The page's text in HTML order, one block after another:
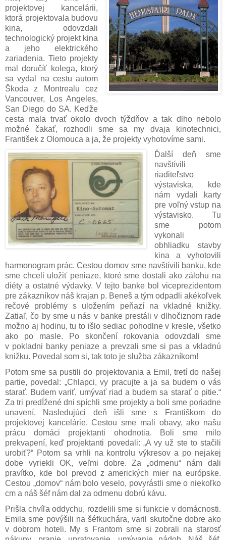
projektovej kancelárii,
ktorá projektovala budovu
kina, odovzdali
technologický projekt kina
a jeho elektrického
zariadenia. Tieto projekty
mal doručíť kolega, ktorý
sa vydal na cestu autom
Škoda z Montrealu cez
Vancouver, Los Angeles,
San Diego do SA. Keďže
cesta mala trvať okolo dvoch týždňov a tak dlho nebolo
možné čakať, rozhodli sme sa my dvaja kinotechnici,
František z Olomouca a ja, že projekty vyhotovíme sami.
Ďalší deň sme
navštívili
riaditeľstvo
výstaviska, kde
nám vydali karty
pre voľný vstup na
výstavisko. Tu
sme potom
vykonali
obhliadku stavby
kina a vyhotovili
harmonogram prác. Cestou domov sme navštívili banku, kde
sme chceli uložiť peniaze, ktoré sme dostali ako zálohu na
diéty a ostatné výdavky. V tejto banke bol viceprezidentom
pre zákazníkov náš krajan p. Beneš a tým odpadli akékoľvek
rečové problémy s uložením peňazí na vkladné knižky.
Zatiaľ, čo by sme u nás v banke prestáli v dlhočiznom rade
možno aj hodinu, tu to išlo sediac pohodlne v kresle, všetko
ako po masle. Po skončení rokovania odovzdali sme
v pokladni banky peniaze a prevzali sme si pas a vkladnú
knižku. Povedal som si, tak toto je služba zákazníkom!
Potom sme sa pustili do projektovania a Emil, tretí do našej
partie, povedal: „Chlapci, vy pracujte a ja sa budem o vás
starať. Budem variť, umývať riad a budem sa starať o pitie.“
Za tri predÍžené dni spíchli sme projekty a boli sme poriadne
unavení. Nasledujúci deň išli sme s Františkom do
projektovej kancelárie. Cestou sme mali obavy, ako našu
prácu domáci projektanti ohodnotia. Boli sme milo
prekvapení, keď projektanti povedali: „A vy už ste to stačili
urobiť?“ Potom sa vrhli na kontrolu výkresov a po nejakej
dobe vyriekli OK, veľmi dobre. Za „odmenu“ nám dali
pravítko, kde bol prevod z amerických mier na európske.
Cestou „domov“ nám bolo veselo, povyrástli sme o niekoľko
cm a náš šéf nám dal za odmenu dobrú kávu.
Prišla chvíľa oddychu, rozdelili sme si funkcie v domácnosti.
Emila sme povýšili na šéfkuchára, varil skutočne dobre ako
v dobrom hoteli. My s Frantom sme si zobrali na starosť